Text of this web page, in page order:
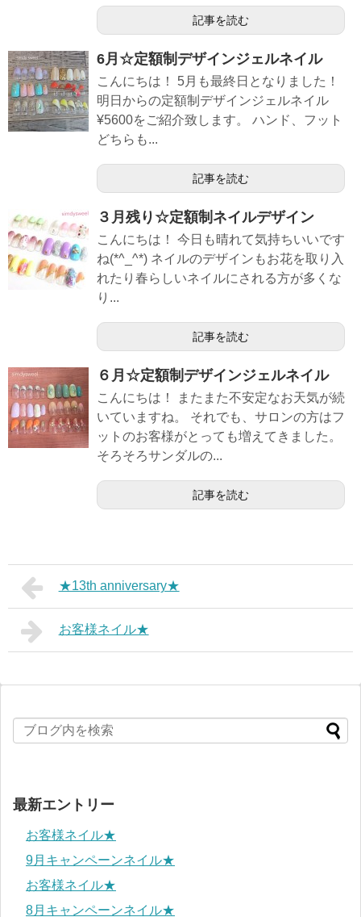
記事を読む
6月☆定額制デザインジェルネイル
こんにちは！ 5月も最終日となりました！
明日からの定額制デザインジェルネイル
¥5600をご紹介致します。 ハンド、フット
どちらも...
記事を読む
３月残り☆定額制ネイルデザイン
こんにちは！ 今日も晴れて気持ちいいです
ね(*^_^*) ネイルのデザインもお花を取り入
れたり春らしいネイルにされる方が多くな
り...
記事を読む
６月☆定額制デザインジェルネイル
こんにちは！ またまた不安定なお天気が続
いていますね。 それでも、サロンの方はフ
ットのお客様がとっても増えてきました。
そろそろサンダルの...
記事を読む
★13th anniversary★
お客様ネイル★
最新エントリー
お客様ネイル★
9月キャンペーンネイル★
お客様ネイル★
8月キャンペーンネイル★